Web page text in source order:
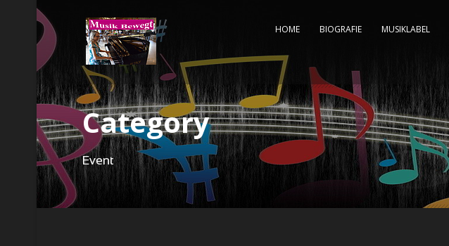
HOME BIOGRAFIE MUSIKLABEL
Category
Event